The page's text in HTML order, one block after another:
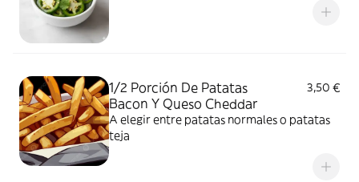
1/2 Porción De Patatas
Bacon Y Queso Cheddar
3,50 €
A elegir entre patatas normales o patatas
teja